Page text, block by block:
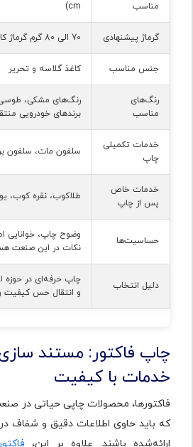
مناسب
cm
)
گرماژ پیشنهادی 70 الی 80 گرم گرماژ کاغذ، بین 170 تا 300 گرم برای جلد
جنس مناسب کاغذ گلاسه و تحریر
رنگ‌های
مناسب
رنگ‌های مشکی،
برندهای خودرویی
خدمات تکمیلی
چاپ
سلفون مات، سلفون
خدمات خاص
پس از چاپ
طلاکوب، نقره کوب،
حساسیت‌ها
وضوح چاپ، خوانایی
نکات در این صنعت
دلیل انتخاب
چاپ حرفه‌ای در حوزه
و انتقال حس کیفیت
چاپ فاکتور: مستند
خدمات با کیفیت
فاکتورها، محصولات چاپی حیاتی در
که باید حاوی اطلاعات دقیق و شفاف
ارائه‌شده باشند. علاوه بر این،